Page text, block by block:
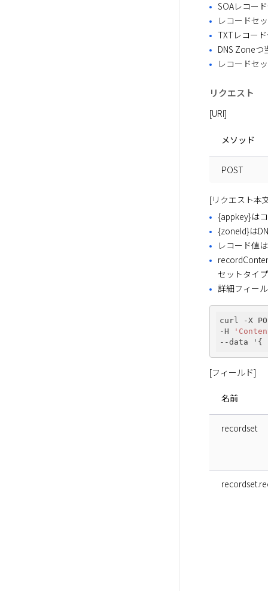
SOAレコー
レコードセ
TXTレコー
DNS Zoneつ
レコードセ
リクエスト
[URI]
メソッド
POST
[リクエスト本
{appkey}は
{zoneId}は
レコード値
セットタイ
詳細フィー
curl -X
-H
--data '{
[フィールド]
名前
recordset